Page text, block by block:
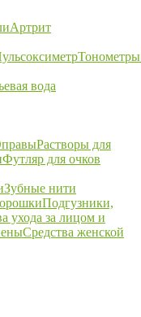
Артрит
Тонометры
вода
Растворы для
Футляр для очков
Зубные нити
Подгузники,
ухода за лицом и
Средства женской